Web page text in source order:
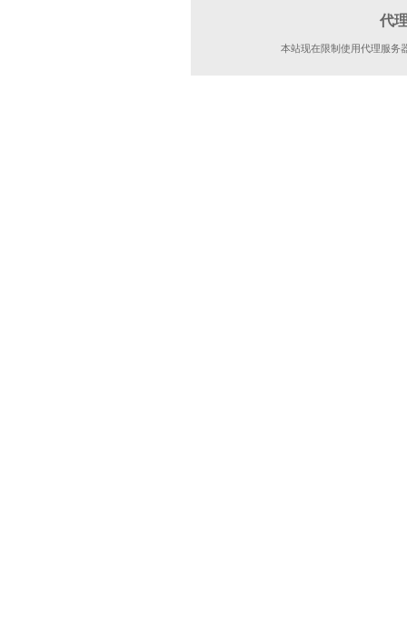
代
本站现在限制使用代理服务